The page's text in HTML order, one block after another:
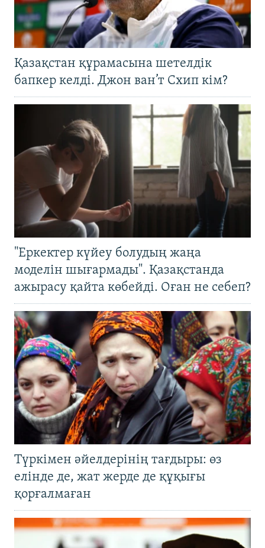
Қазақстан құрамасына шетелдік
бапкер келді. Джон ван’т Схип кім?
"Еркектер күйеу болудың жаңа
моделін шығармады". Қазақстанда
ажырасу қайта көбейді. Оған не себеп?
Түркімен әйелдерінің тағдыры: өз
елінде де, жат жерде де құқығы
қорғалмаған